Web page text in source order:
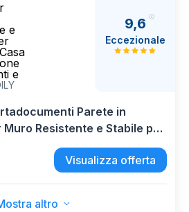
e
e
9,6
Eccezionale
Parete in
Resistente e Stabile per
Gestione Documenti e Posta
Visualizza offerta
altro